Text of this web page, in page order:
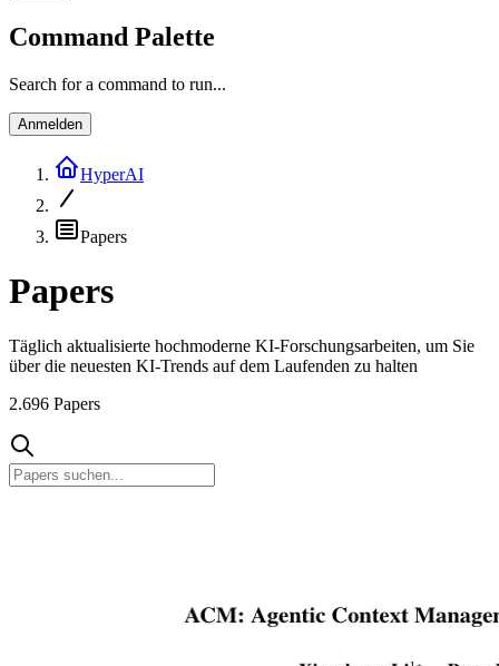
Command Palette
Search for a command to run...
Anmelden
HyperAI
Papers
Papers
Täglich aktualisierte hochmoderne KI-Forschungsarbeiten, um Sie
über die neuesten KI-Trends auf dem Laufenden zu halten
2.696 Papers